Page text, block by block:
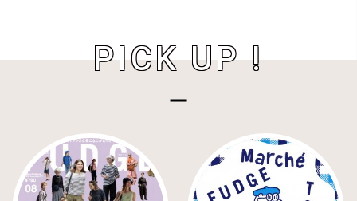
PICK UP !